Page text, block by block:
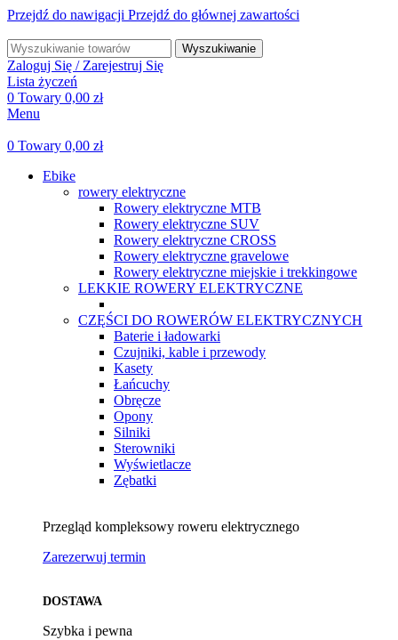
Przejdź do nawigacji Przejdź do głównej zawartości
Wyszukiwanie
Zaloguj Się / Zarejestruj Się
Lista życzeń
0 Towary 0,00 zł
Menu
0 Towary 0,00 zł
Ebike
rowery elektryczne
Rowery elektryczne MTB
Rowery elektryczne SUV
Rowery elektryczne CROSS
Rowery elektryczne gravelowe
Rowery elektryczne miejskie i trekkingowe
LEKKIE ROWERY ELEKTRYCZNE
CZĘŚCI DO ROWERÓW ELEKTRYCZNYCH
Baterie i ładowarki
Czujniki, kable i przewody
Kasety
Łańcuchy
Obręcze
Opony
Silniki
Sterowniki
Wyświetlacze
Zębatki
Przegląd kompleksowy roweru elektrycznego
Zarezerwuj termin
DOSTAWA
Szybka i pewna